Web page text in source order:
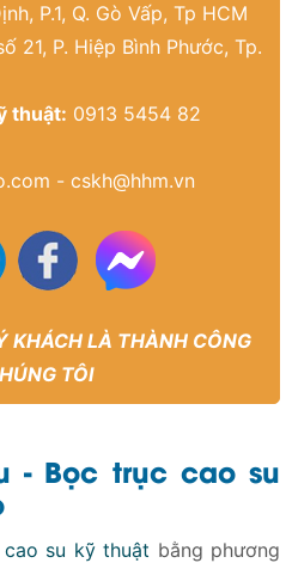
P.1, Q. Gò Vấp, Tp HCM
21, P. Hiệp Bình Phước, Tp.
thuật: 0913 5454 82
- cskh@hhm.vn
KHÁCH LÀ THÀNH CÔNG
TÔI
- Bọc trục cao su
cao su kỹ thuật bằng phương